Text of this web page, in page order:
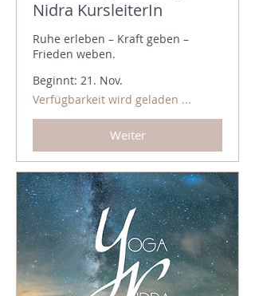
Nidra KursleiterIn
Ruhe erleben – Kraft geben –
Frieden weben.
Beginnt: 21. Nov.
Verfügbarkeit wird geladen ...
Weiter